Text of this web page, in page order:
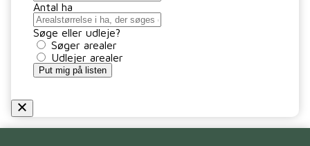
Antal ha
Søge eller udleje?
Søger arealer
Udlejer arealer
Put mig på listen